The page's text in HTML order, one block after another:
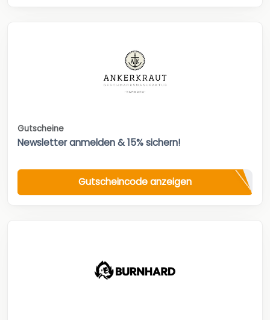
Gutscheine
Newsletter anmelden & 15% sichern!
Gutscheincode anzeigen